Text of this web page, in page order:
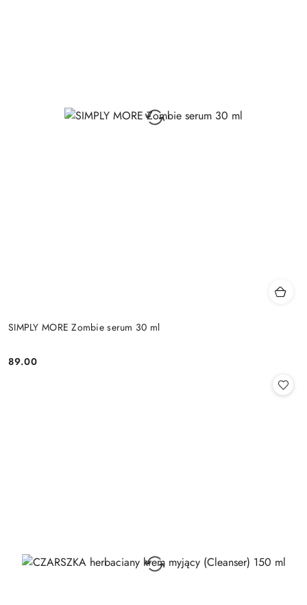
SIMPLY MORE Zombie serum 30 ml
Cena:
89.00